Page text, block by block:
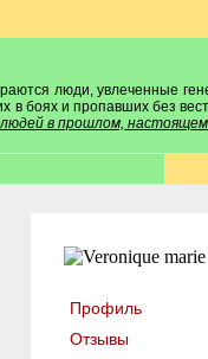
люди, увлеченные
в боях и пропавших без
людей в прошлом,
Профиль
Отзывы